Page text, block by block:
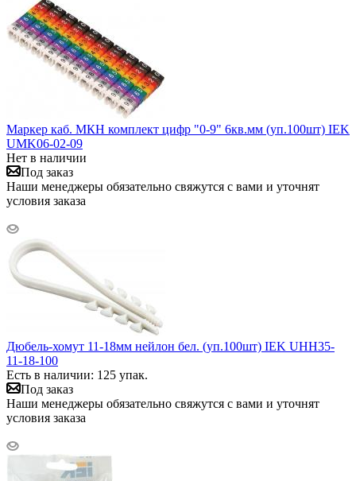
Маркер каб. МКН комплект цифр "0-9" 6кв.мм (уп.100шт) IEK
UMK06-02-09
Нет в наличии
Под заказ
Наши менеджеры обязательно свяжутся с вами и уточнят
условия заказа
Дюбель-хомут 11-18мм нейлон бел. (уп.100шт) IEK UHH35-
11-18-100
Есть в наличии: 125 упак.
Под заказ
Наши менеджеры обязательно свяжутся с вами и уточнят
условия заказа